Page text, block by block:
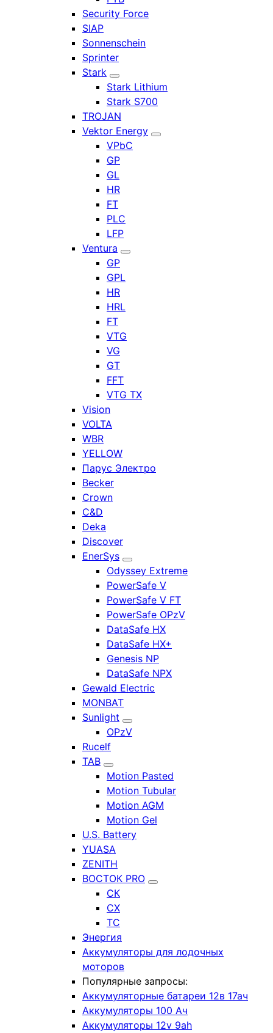
Security Force
SIAP
Sonnenschein
Sprinter
Stark
Stark Lithium
Stark S700
TROJAN
Vektor Energy
VPbC
GP
GL
HR
FT
PLC
LFP
Ventura
GP
GPL
HR
HRL
FT
VTG
VG
GT
FFT
VTG TX
Vision
VOLTA
WBR
YELLOW
Парус Электро
Becker
Crown
C&D
Deka
Discover
EnerSys
Odyssey Extreme
PowerSafe V
PowerSafe V FT
PowerSafe OPzV
DataSafe HX
DataSafe HX+
Genesis NP
DataSafe NPX
Gewald Electric
MONBAT
Sunlight
OPzV
Rucelf
TAB
Motion Pasted
Motion Tubular
Motion AGM
Motion Gel
U.S. Battery
YUASA
ZENITH
ВОСТОК PRO
СК
СХ
ТС
Энергия
Аккумуляторы для лодочных
моторов
Популярные запросы:
Аккумуляторные батареи 12в 17ач
Аккумуляторы 100 Ач
Аккумуляторы 12v 9ah